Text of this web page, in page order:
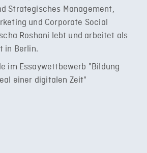
Strategisches Management,
und Corporate Social
Roshani lebt und arbeitet als
in Berlin.
im Essaywettbewerb "Bildung
einer digitalen Zeit"